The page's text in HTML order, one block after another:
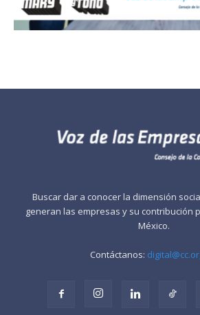
Buscar dar a conocer la dimensión
generan las empresas y su contribución
México.
Contáctanos: